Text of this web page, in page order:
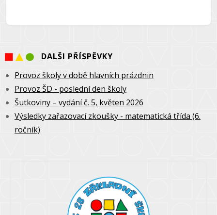
DALŠI PŘÍSPĚVKY
Provoz školy v době hlavních prázdnin
Provoz ŠD - poslední den školy
Šutkoviny – vydání č. 5, květen 2026
Výsledky zařazovací zkoušky - matematická třída (6.
ročník)